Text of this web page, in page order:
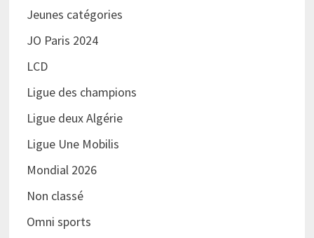
Jeunes catégories
JO Paris 2024
LCD
Ligue des champions
Ligue deux Algérie
Ligue Une Mobilis
Mondial 2026
Non classé
Omni sports